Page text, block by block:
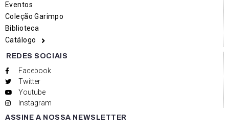
Eventos
Coleção Garimpo
Biblioteca
Catálogo
REDES SOCIAIS
Facebook
Twitter
Youtube
Instagram
ASSINE A NOSSA NEWSLETTER